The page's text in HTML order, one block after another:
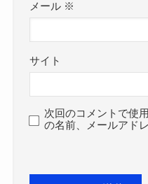
メール ※
サイト
次回のコメントで使
の名前、メールアド